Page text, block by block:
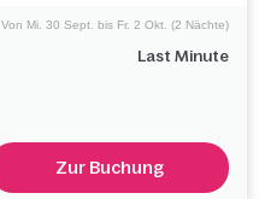
Last Minute
Von Mi. 30 Sept. bis Fr. 2 Okt. (2 Nächte)
Zur Buchung